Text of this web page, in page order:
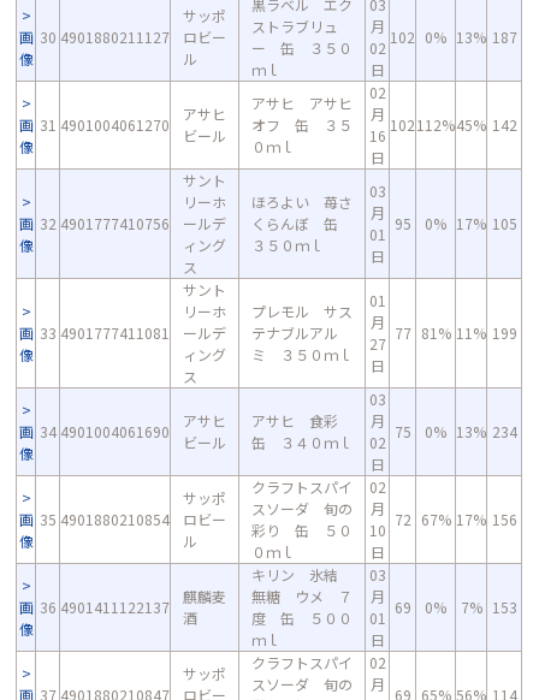
画
像
30 4901880211127
サッポ
ロビー
ル
黒ラベル エク
ストラブリュ
ー 缶 ３５０
ｍｌ
03
月
02
日
102 0% 13% 187
画
像
31 4901004061270
アサヒ
ビール
アサヒ アサヒ
オフ 缶 ３５
０ｍｌ
02
月
16
日
102112%45% 142
画
像
32 4901777410756
サント
リーホ
ールデ
ィング
ス
ほろよい 苺さ
くらんぼ 缶
３５０ｍｌ
03
月
01
日
95 0% 17% 105
画
像
33 4901777411081
サント
リーホ
ールデ
ィング
ス
プレモル サス
テナブルアル
ミ ３５０ｍｌ
01
月
27
日
77 81% 11% 199
画
像
34 4901004061690
アサヒ
ビール
アサヒ 食彩
缶 ３４０ｍｌ
03
月
02
日
75 0% 13% 234
画
像
35 4901880210854
サッポ
ロビー
ル
クラフトスパイ
スソーダ 旬の
彩り 缶 ５０
０ｍｌ
02
月
10
日
72 67% 17% 156
画
像
36 4901411122137
麒麟麦
酒
キリン 氷結
無糖 ウメ ７
度 缶 ５００
ｍｌ
03
月
01
日
69 0% 7% 153
画 37 4901880210847
サッポ
ロビー
クラフトスパイ
スソーダ 旬の
02
月
69 65% 56% 114